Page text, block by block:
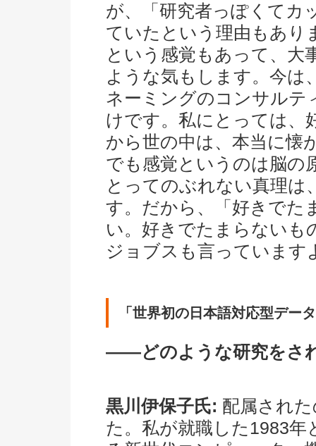
が、「研究者っぽくてカ
ていたという理由もあり
という感覚もあって、大
ような気もします。今は
ネーミングのコンサルテ
けです。私にとっては、
から世の中は、本当に懐
でも感覚というのは脳の
とってのぶれない真理は
す。だから、「好きでた
い。好きでたまらないも
ジョブスも言っています
「世界初の日本語対応型デー
――どのような研究をさ
黒川伊保子氏: 配属され
た。私が就職した1983年